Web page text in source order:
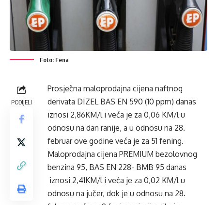
Foto: Fena
PODIJELI
Prosječna maloprodajna cijena naftnog
derivata DIZEL BAS EN 590 (10 ppm) danas
iznosi 2,86KM/l i veća je za 0,06 KM/l u
odnosu na dan ranije, a u odnosu na 28.
februar ove godine veća je za 51 fening.
Maloprodajna cijena PREMIUM bezolovnog
benzina 95, BAS EN 228- BMB 95 danas
iznosi 2,41KM/l i veća je za 0,02 KM/l u
odnosu na jučer, dok je u odnosu na 28.